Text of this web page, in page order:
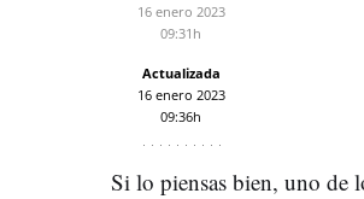
16 enero 2023
09:31h
Actualizada
16 enero 2023
09:36h
Si lo piensas bien, uno de